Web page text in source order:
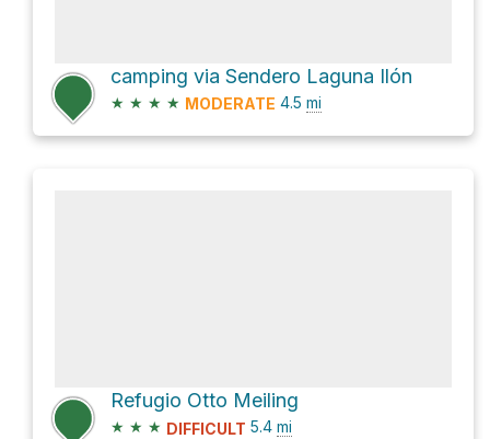
camping via Sendero Laguna Ilón
★ ★ ★ ★ MODERATE 4.5 mi
Refugio Otto Meiling
★ ★ ★ DIFFICULT 5.4 mi